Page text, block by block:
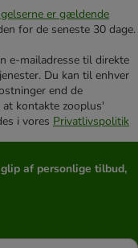
er gældende
for de seneste 30 dage.
e-mailadresse til direkte
Du kan til enhver
end de
kontakte zooplus'
i vores Privatlivspolitik
af personlige tilbud,